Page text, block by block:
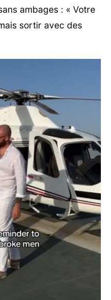
ambages : « Votre
sortir avec des